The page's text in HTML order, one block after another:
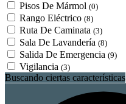
Pisos De Mármol (0)
Rango Eléctrico (8)
Ruta De Caminata (3)
Sala De Lavandería (8)
Salida De Emergencia (9)
Vigilancia (3)
Buscando ciertas características